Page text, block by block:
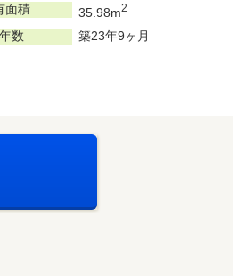
面積 35.98m2
数 築23年9ヶ月